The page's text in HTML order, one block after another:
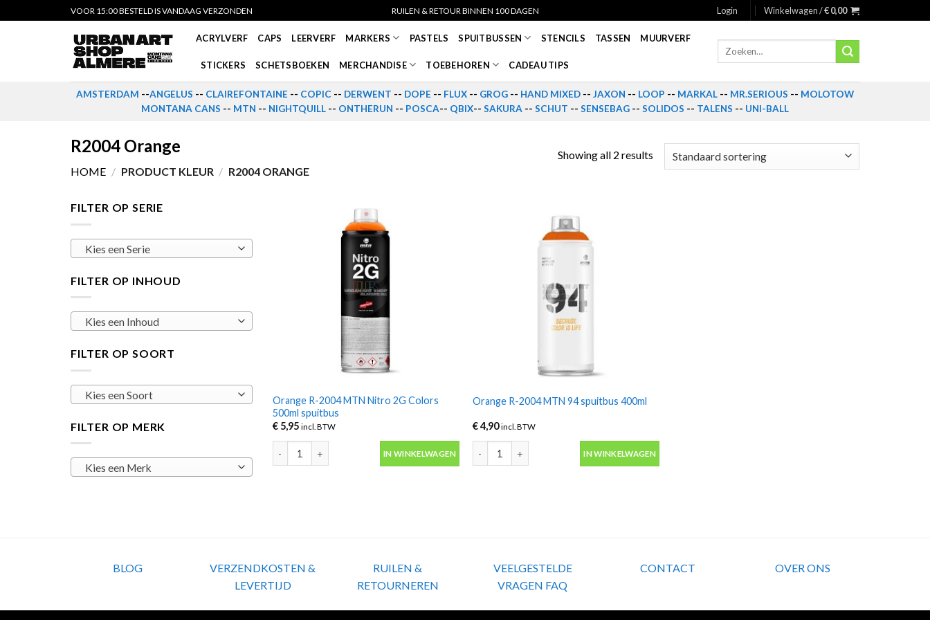
to
VOOR 15:00 BESTELD IS VANDAAG VERZONDEN RUILEN & RETOUR BINNEN 100 DAGEN Login Winkelwagen /€0,00
ACRYLVERF CAPS LEERVERF MARKERS PASTELS SPUITBUSSEN STENCILS TASSEN MUURVERF
STICKERS SCHETSBOEKEN MERCHANDISE TOEBEHOREN CADEAU TIPS
Zoeken
AMSTERDAM --ANGELUS -- CLAIREFONTAINE -- COPIC -- DERWENT -- DOPE -- FLUX -- GROG -- HAND MIXED -- JAXON -- LOOP -- MARKAL -- MR.SERIOUS -- MOLOTOW
MONTANA CANS -- MTN -- NIGHTQUILL -- ONTHERUN -- POSCA-- QBIX-- SAKURA -- SCHUT -- SENSEBAG -- SOLIDOS -- TALENS -- UNI-BALL
R2004 Orange
HOME / PRODUCT KLEUR / R2004 ORANGE
Showing all 2 results
FILTER OP SERIE
Kies een Serie
FILTER OP INHOUD
Kies een Inhoud
FILTER OP SOORT
Kies een Soort
FILTER OP MERK
Kies een Merk
Orange R-2004 MTN Nitro 2G Colors
500ml spuitbus
€ 5,95 incl. BTW
IN WINKELWAGEN
Orange R-2004 MTN 94 spuitbus 400ml
€4,90 incl. BTW
IN WINKELWAGEN
BLOG
VERZENDKOSTEN &
LEVERTIJD
RUILEN &
RETOURNEREN
VEELGESTELDE
VRAGEN FAQ
CONTACT OVER ONS